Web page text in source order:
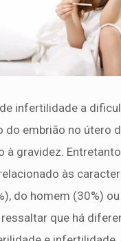
infertilidade a
do embrião no útero
à gravidez.
às
do homem (30%)
que há